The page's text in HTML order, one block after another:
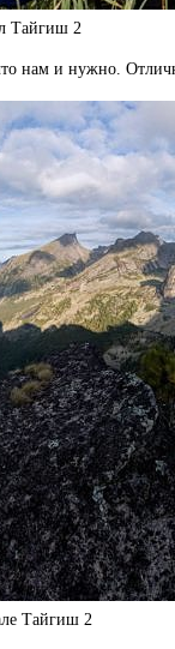
Тайгиш 2
нам и нужно.
Тайгиш 2